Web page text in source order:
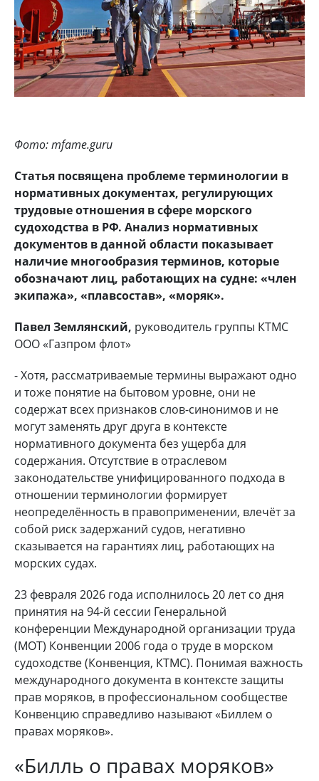
Фото: mfame.guru
Статья посвящена проблеме терминологии в
нормативных документах, регулирующих
трудовые отношения в сфере морского
судоходства в РФ. Анализ нормативных
документов в данной области показывает
наличие многообразия терминов, которые
обозначают лиц, работающих на судне: «член
экипажа», «плавсостав», «моряк».
Павел Землянский, руководитель группы КТМС
ООО «Газпром флот»
- Хотя, рассматриваемые термины выражают одно
и тоже понятие на бытовом уровне, они не
содержат всех признаков слов-синонимов и не
могут заменять друг друга в контексте
нормативного документа без ущерба для
содержания. Отсутствие в отраслевом
законодательстве унифицированного подхода в
отношении терминологии формирует
неопределённость в правоприменении, влечёт за
собой риск задержаний судов, негативно
сказывается на гарантиях лиц, работающих на
морских судах.
23 февраля 2026 года исполнилось 20 лет со дня
принятия на 94-й сессии Генеральной
конференции Международной организации труда
(МОТ) Конвенции 2006 года о труде в морском
судоходстве (Конвенция, КТМС). Понимая важность
международного документа в контексте защиты
прав моряков, в профессиональном сообществе
Конвенцию справедливо называют «Биллем о
правах моряков».
«Билль о правах моряков»